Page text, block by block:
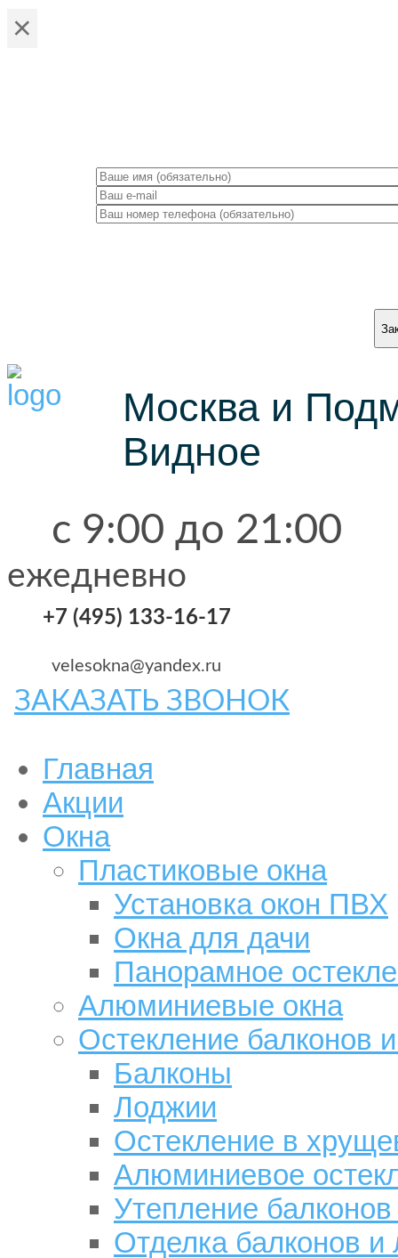
×
Москва и
Видное
с 9:00 до 21:00
ежедневно
+7 (495) 133-16-17
velesokna@yandex.ru
ЗАКАЗАТЬ ЗВОНОК
Главная
Акции
Окна
Пластиковые окна
Установка окон ПВХ
Окна для дачи
Панорамное
Алюминиевые окна
Остекление балконов
Балконы
Лоджии
Остекление в
Алюминиевое
Утепление
Отделка балконов и